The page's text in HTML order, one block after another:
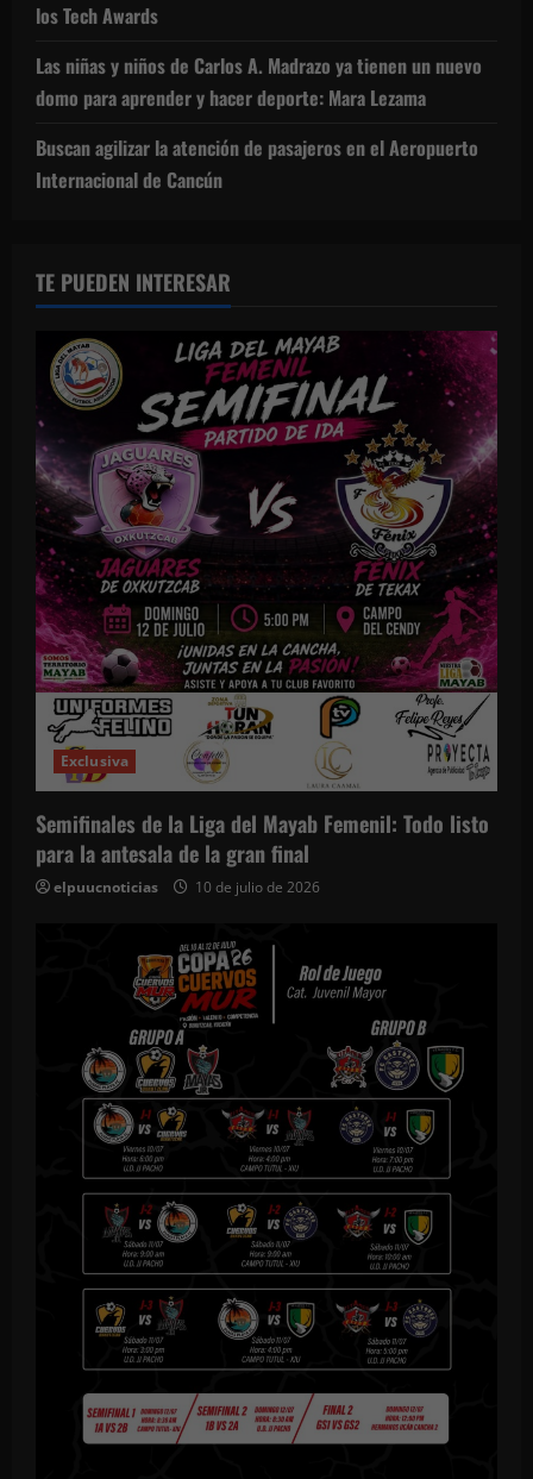
los Tech Awards
Las niñas y niños de Carlos A. Madrazo ya tienen un nuevo
domo para aprender y hacer deporte: Mara Lezama
Buscan agilizar la atención de pasajeros en el Aeropuerto
Internacional de Cancún
TE PUEDEN INTERESAR
Exclusiva
Semifinales de la Liga del Mayab Femenil: Todo listo
para la antesala de la gran final
elpuucnoticias 10 de julio de 2026